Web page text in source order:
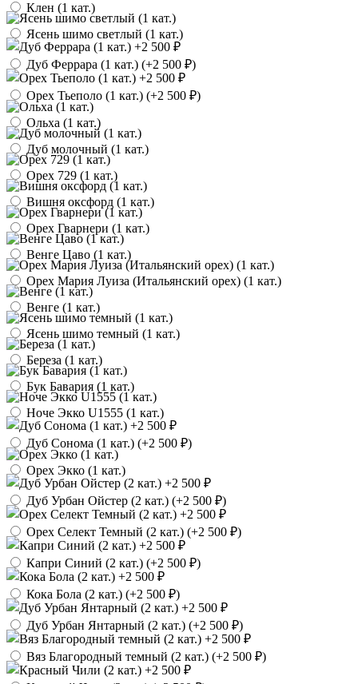
Клен (1 кат.)
Ясень шимо светлый (1 кат.)
Дуб Феррара (1 кат.) (+2 500 ₽)
Орех Тьеполо (1 кат.) (+2 500 ₽)
Ольха (1 кат.)
Дуб молочный (1 кат.)
Орех 729 (1 кат.)
Вишня оксфорд (1 кат.)
Орех Гварнери (1 кат.)
Венге Цаво (1 кат.)
Орех Мария Луиза (Итальянский орех) (1 кат.)
Венге (1 кат.)
Ясень шимо темный (1 кат.)
Береза (1 кат.)
Бук Бавария (1 кат.)
Ноче Экко U1555 (1 кат.)
Дуб Сонома (1 кат.) (+2 500 ₽)
Орех Экко (1 кат.)
Дуб Урбан Ойстер (2 кат.) (+2 500 ₽)
Орех Селект Темный (2 кат.) (+2 500 ₽)
Капри Синий (2 кат.) (+2 500 ₽)
Кока Бола (2 кат.) (+2 500 ₽)
Дуб Урбан Янтарный (2 кат.) (+2 500 ₽)
Вяз Благородный темный (2 кат.) (+2 500 ₽)